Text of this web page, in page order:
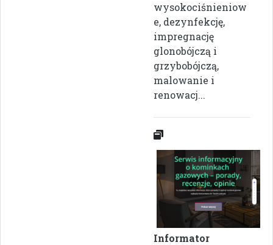
wysokociśnieniow
e, dezynfekcję,
impregnację
glonobójczą i
grzybobójczą,
malowanie i
renowacj...
Informator